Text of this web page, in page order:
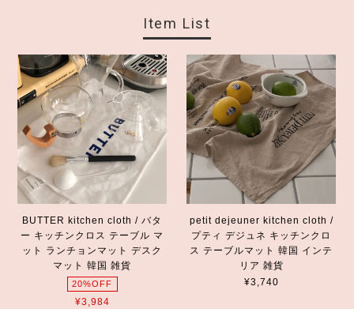
Item List
BUTTER kitchen cloth / バタ
ー キッチンクロス テーブル マ
ット ランチョンマット デスク
マット 韓国 雑貨
20%OFF
¥3,984
petit dejeuner kitchen cloth /
プティ デジュネ キッチンクロ
ス テーブルマット 韓国 インテ
リア 雑貨
¥3,740